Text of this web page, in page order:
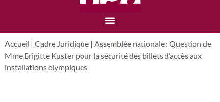
Accueil | Cadre Juridique | Assemblée nationale : Question de
Mme Brigitte Kuster pour la sécurité des billets d’accès aux
installations olympiques